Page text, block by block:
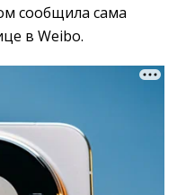
сообщила сама
в Weibo.